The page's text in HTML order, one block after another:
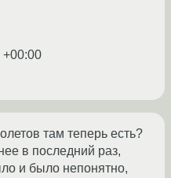
+00:00
там теперь есть?
в последний раз,
и было непонятно,